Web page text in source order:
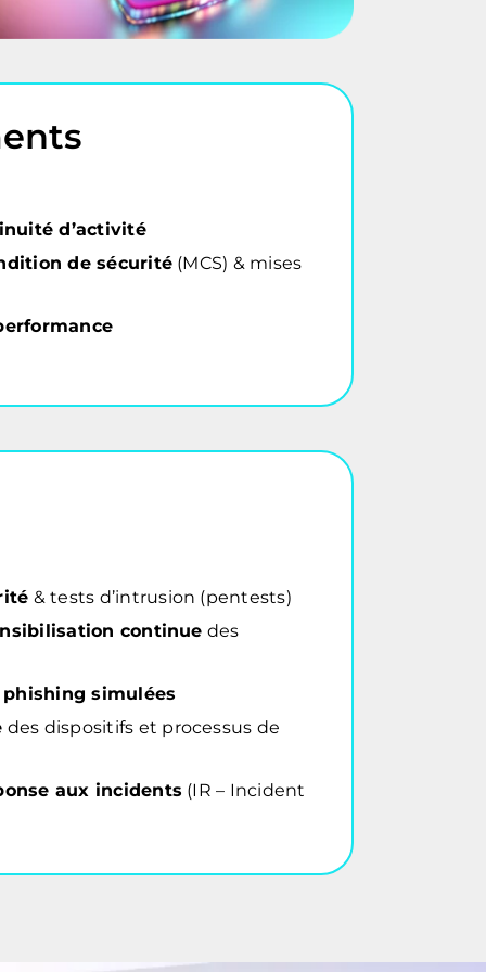
d’activité
de sécurité (MCS) & mises
& tests d’intrusion (pentests)
continue des
simulées
des dispositifs et processus de
aux incidents (IR – Incident